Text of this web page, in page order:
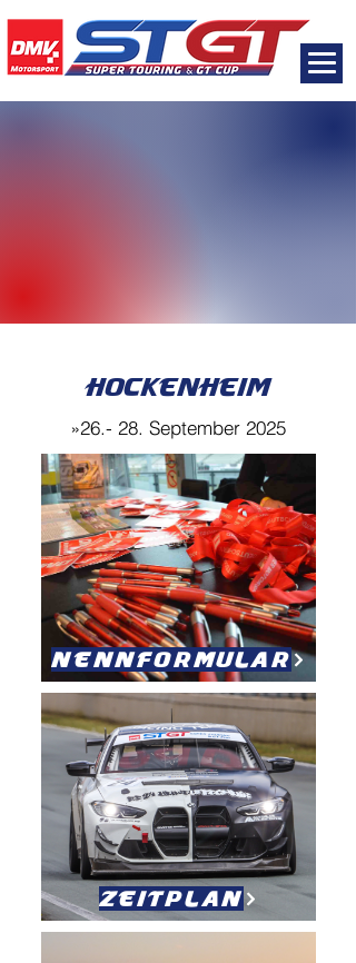
Hockenheim
»26.- 28. September 2025
Nennformular
Zeitplan